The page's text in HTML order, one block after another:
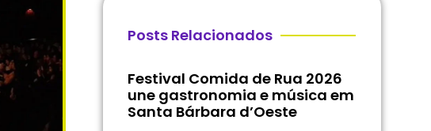
Posts Relacionados
Festival Comida de Rua 2026
une gastronomia e música em
Santa Bárbara d’Oeste